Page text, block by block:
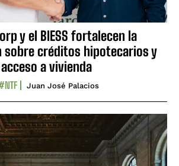
y el BIESS fortalecen la
sobre créditos hipotecarios y
acceso a vivienda
Juan José Palacios